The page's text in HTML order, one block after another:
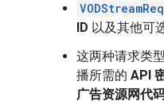
ID 以及其他可
这两种请求类
播所需的 API
广告资源网代